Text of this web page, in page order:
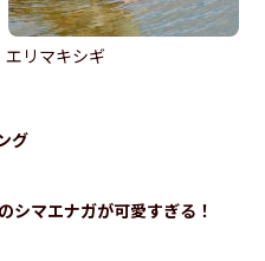
エリマキシギ
グ
シマエナガが可愛すぎる！